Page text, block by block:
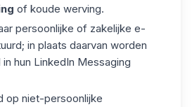
of koude werving.
persoonlijke of zakelijke e-
in plaats daarvan worden
hun LinkedIn Messaging
op niet-persoonlijke